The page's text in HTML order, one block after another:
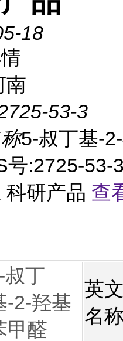
18
南
53-3
5-叔丁基-
号:2725-53-
科研产品 查
叔丁
-2-羟基
甲醛
英文
名称